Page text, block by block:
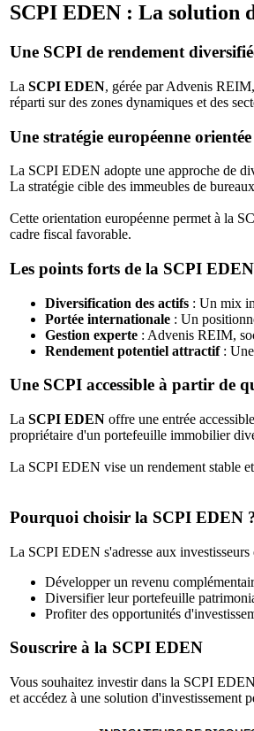
SCPI EDEN : La solution
Une SCPI de rendement
La SCPI EDEN, gérée par Advenis
réparti sur des zones dynamiques et des
Une stratégie européenne
La SCPI EDEN adopte une approche de
La stratégie cible des immeubles de
Cette orientation européenne permet à la
cadre fiscal favorable.
Les points forts de la SCPI
Diversification des actifs : Un mix
Portée internationale : Un
Gestion experte : Advenis REIM,
Rendement potentiel attractif: Une
Une SCPI accessible à partir de
La SCPI EDEN offre une entrée
propriétaire d'un portefeuille immobilier
La SCPI EDEN vise un rendement stable
Pourquoi choisir la SCPI EDEN
La SCPI EDEN s'adresse aux
Développer un revenu
Diversifier leur portefeuille
Profiter des opportunités
Souscrire à la SCPI EDEN
Vous souhaitez investir dans la SCPI
et accédez à une solution d'investissement